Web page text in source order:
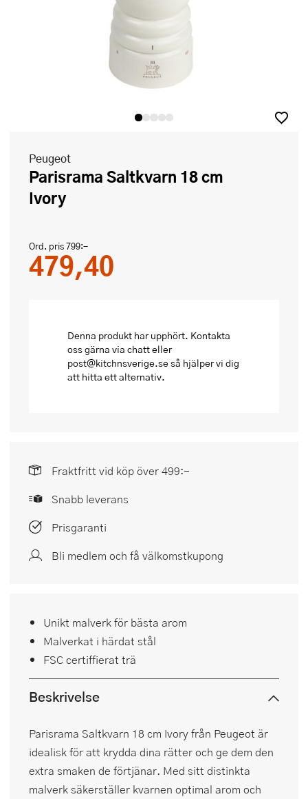
Peugeot
Parisrama Saltkvarn 18 cm
Ivory
Ord. pris799:-
479,40
Denna produkt har upphört. Kontakta
oss gärna via chatt eller
post@kitchnsverige.se så hjälper vi dig
att hitta ett alternativ.
Fraktfritt vid köp över 499:-
Snabb leverans
Prisgaranti
Bli medlem och få välkomstkupong
Unikt malverk för bästa arom
Malverkat i härdat stål
FSC certiffierat trä
Beskrivelse
Parisrama Saltkvarn 18 cm Ivory från Peugeot är
idealisk för att krydda dina rätter och ge dem den
extra smaken de förtjänar. Med sitt distinkta
malverk säkerställer kvarnen optimal arom och